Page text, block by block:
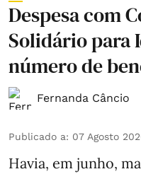
Despesa com
Solidário para
número de
Fernanda Câncio
Publicado a: 07 Agosto
Havia, em junho,